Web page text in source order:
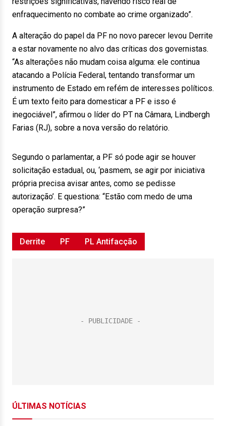
enfraquecimento no combate ao crime organizado”.
A alteração do papel da PF no novo parecer levou Derrite
a estar novamente no alvo das críticas dos governistas.
“As alterações não mudam coisa alguma: ele continua
atacando a Polícia Federal, tentando transformar um
instrumento de Estado em refém de interesses políticos.
É um texto feito para domesticar a PF e isso é
inegociável”, afirmou o líder do PT na Câmara, Lindbergh
Farias (RJ), sobre a nova versão do relatório.
Segundo o parlamentar, a PF só pode agir se houver
solicitação estadual, ou, ‘pasmem, se agir por iniciativa
própria precisa avisar antes, como se pedisse
autorização’. E questiona: “Estão com medo de uma
operação surpresa?”
Derrite PF PL Antifacção